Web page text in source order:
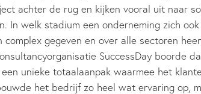
achter de rug en kijken vooral uit naar
In welk stadium een onderneming zich
complex gegeven en over alle sectoren
SuccessDay boorde
unieke totaalaanpak waarmee het
het bedrijf zo heel wat ervaring op,